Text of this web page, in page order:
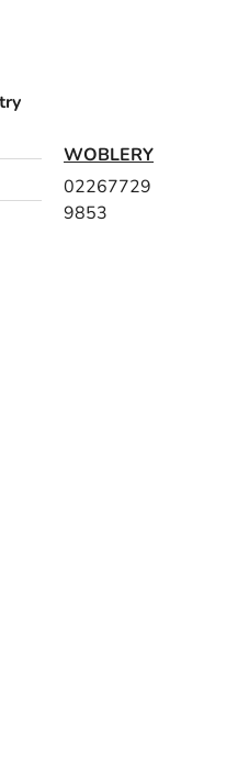
WOBLERY
02267729
9853